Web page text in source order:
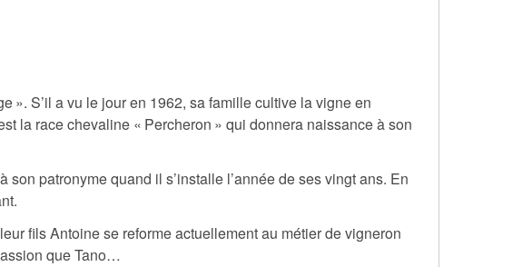
». S’il a vu le jour en 1962, sa famille cultive la vigne en
la race chevaline « Percheron » qui donnera naissance à son
patronyme quand il s’installe l’année de ses vingt ans. En
fils Antoine se reforme actuellement au métier de vigneron
que Tano…